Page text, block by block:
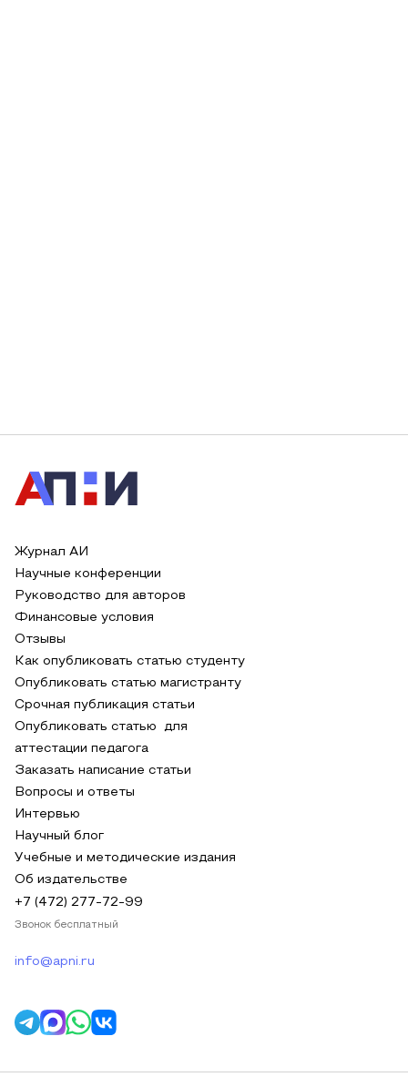
Журнал АИ
Научные конференции
Руководство для авторов
Финансовые условия
Отзывы
Как опубликовать статью студенту
Опубликовать статью магистранту
Срочная публикация статьи
Опубликовать статью для
аттестации педагога
Заказать написание статьи
Вопросы и ответы
Интервью
Научный блог
Учебные и методические издания
Об издательстве
+7 (472) 277-72-99
Звонок бесплатный
info@apni.ru